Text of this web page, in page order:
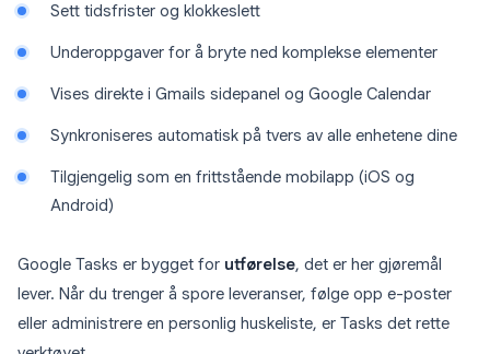
Sett tidsfrister og klokkeslett
Underoppgaver for å bryte ned komplekse elementer
Vises direkte i Gmails sidepanel og Google Calendar
Synkroniseres automatisk på tvers av alle enhetene dine
Tilgjengelig som en frittstående mobilapp (iOS og
Android)
Google Tasks er bygget for utførelse, det er her gjøremål
lever. Når du trenger å spore leveranser, følge opp e-poster
eller administrere en personlig huskeliste, er Tasks det rette